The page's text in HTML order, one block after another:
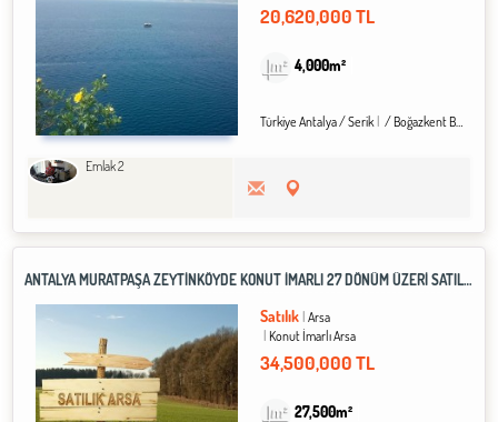
20,620,000 TL
4,000m²
Türkiye Antalya / Serik / Boğazkent Bld.
Emlak 2
ANTALYA MURATPAŞA ZEYTINKÖYDE KONUT İMARLI 27 DÖNÜM ÜZERI SATILIK ARSA
Satılık Arsa
Konut İmarlı Arsa
34,500,000 TL
27,500m²